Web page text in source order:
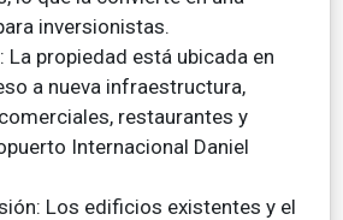
inversionistas.
La propiedad está ubicada en
a nueva infraestructura,
restaurantes y
Internacional Daniel
Los edificios existentes y el